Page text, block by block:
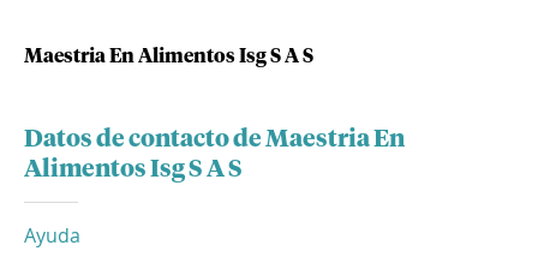
Maestria En Alimentos Isg S A S
Datos de contacto de Maestria En
Alimentos Isg S A S
Ayuda